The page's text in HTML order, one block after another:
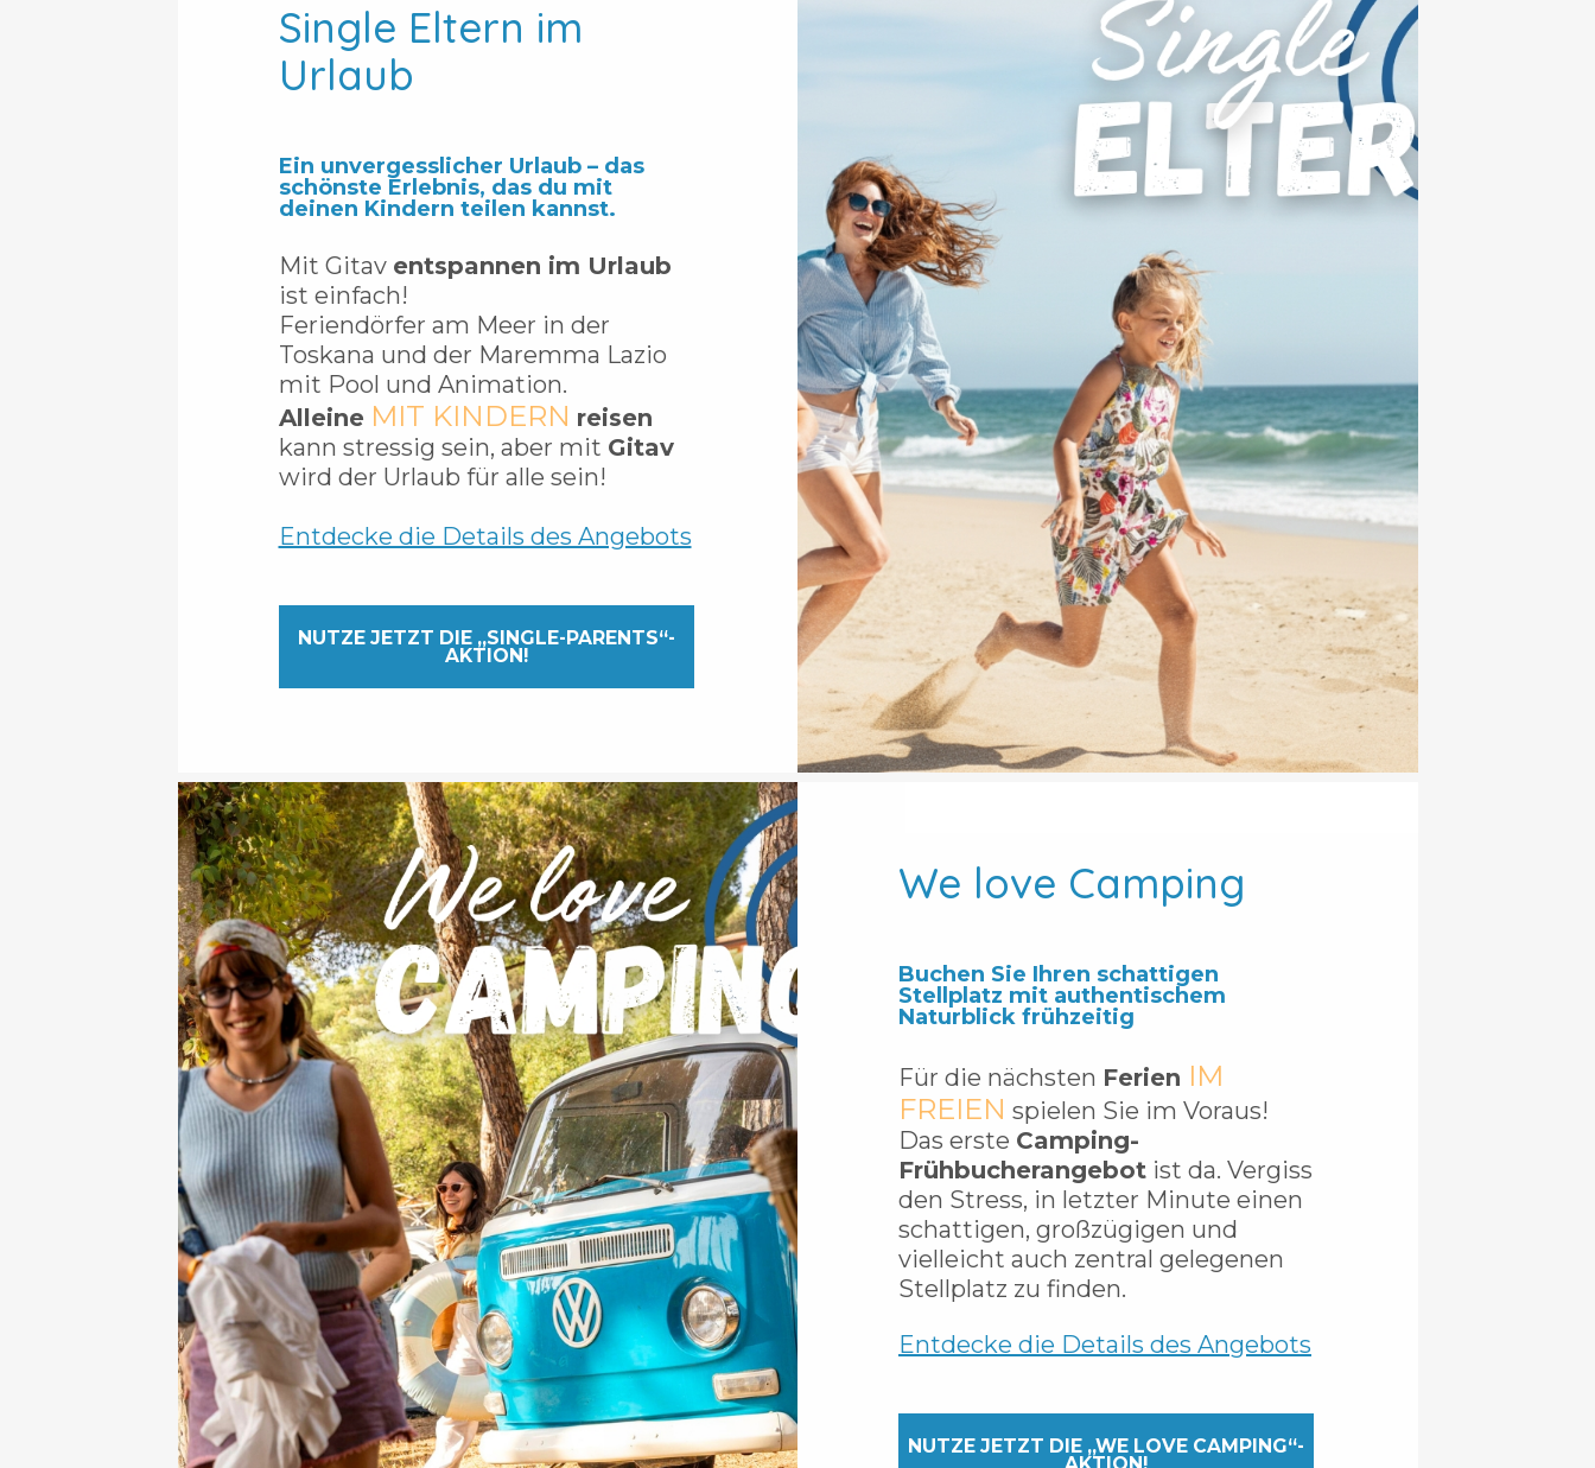
Single Eltern im
Urlaub
Ein unvergesslicher Urlaub – das
schönste Erlebnis, das du mit
deinen Kindern teilen kannst.
Mit Gitav entspannen im Urlaub
ist einfach!
Feriendörfer am Meer in der
Toskana und der Maremma Lazio
mit Pool und Animation.
Alleine MIT KINDERN reisen
kann stressig sein, aber mit Gitav
wird der Urlaub für alle sein!
Entdecke die Details des Angebots
NUTZE JETZT DIE „SINGLE-PARENTS“-
AKTION!
We love Camping
Buchen Sie Ihren schattigen
Stellplatz mit authentischem
Naturblick frühzeitig
Für die nächsten Ferien IM
FREIEN spielen Sie im Voraus!
Das erste Camping-
Frühbucherangebot ist da. Vergiss
den Stress, in letzter Minute einen
schattigen, großzügigen und
vielleicht auch zentral gelegenen
Stellplatz zu finden.
Entdecke die Details des Angebots
NUTZE JETZT DIE „WE LOVE CAMPING“-